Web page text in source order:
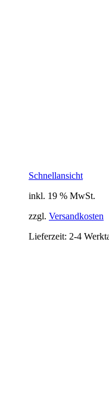
Schnellansicht
inkl. 19 % MwSt.
zzgl. Versandkosten
Lieferzeit: 2-4